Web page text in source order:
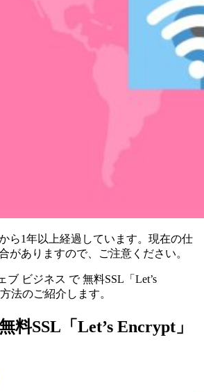
ら1年以上経過しています。現在の仕
がありますので、ご注意ください。
ブ ビジネス で 無料SSL「Let’s
法のご紹介します。
料SSL「Let’s Encrypt」